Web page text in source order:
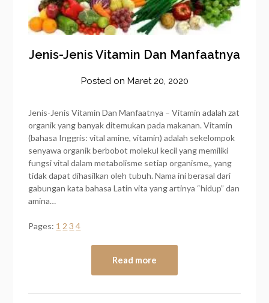
Jenis-Jenis Vitamin Dan Manfaatnya
Posted on Maret 20, 2020
Jenis-Jenis Vitamin Dan Manfaatnya – Vitamin adalah zat
organik yang banyak ditemukan pada makanan. Vitamin
(bahasa Inggris: vital amine, vitamin) adalah sekelompok
senyawa organik berbobot molekul kecil yang memiliki
fungsi vital dalam metabolisme setiap organisme,, yang
tidak dapat dihasilkan oleh tubuh. Nama ini berasal dari
gabungan kata bahasa Latin vita yang artinya “hidup” dan
amina…
Pages: 1 2 3 4
Read more